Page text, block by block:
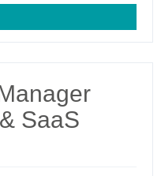
SaaS